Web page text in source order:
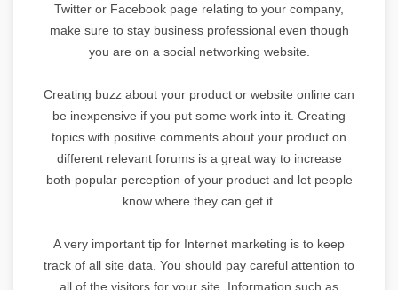
Twitter or Facebook page relating to your company,
make sure to stay business professional even though
you are on a social networking website.
Creating buzz about your product or website online can
be inexpensive if you put some work into it. Creating
topics with positive comments about your product on
different relevant forums is a great way to increase
both popular perception of your product and let people
know where they can get it.
A very important tip for Internet marketing is to keep
track of all site data. You should pay careful attention to
all of the visitors for your site. Information such as